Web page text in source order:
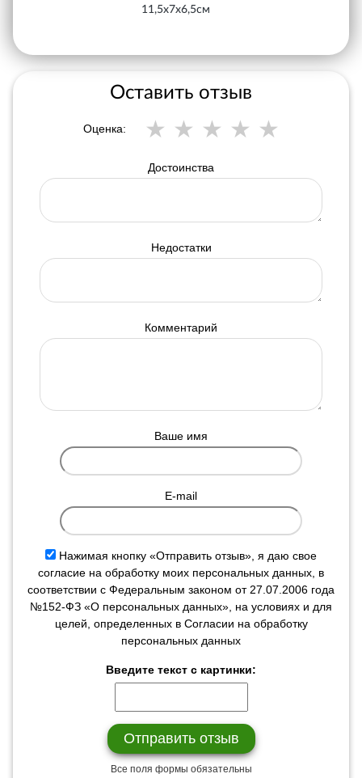
11,5х7х6,5см
Оставить отзыв
Оценка:
Достоинства
Недостатки
Комментарий
Ваше имя
E-mail
Нажимая кнопку «Отправить отзыв», я даю свое
согласие на обработку моих персональных данных, в
соответствии с Федеральным законом от 27.07.2006 года
№152-ФЗ «О персональных данных», на условиях и для
целей, определенных в Согласии на обработку
персональных данных
Введите текст с картинки:
Все поля формы обязательны